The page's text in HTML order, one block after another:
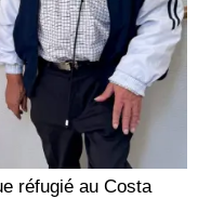
réfugié au Costa